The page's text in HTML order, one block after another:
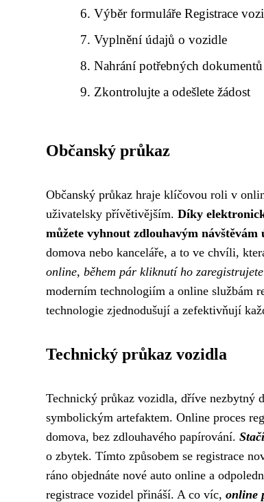
Výběr formuláře Registrace
Vyplnění údajů o vozidle
Nahrání potřebných dokumentů
Zkontrolujte a odešlete žádost
Občanský průkaz
Občanský průkaz hraje klíčovou roli v
uživatelsky přívětivějším. Díky
můžete vyhnout zdlouhavým
domova nebo kanceláře, a to ve chvíli,
online, během pár kliknutí ho
moderním technologiím a online službám
technologie zjednodušují a zefektivňují
Technický průkaz vozidla
Technický průkaz vozidla, dříve nezbytný
symbolickým artefaktem. Online proces
domova, bez zdlouhavého papírování.
o zbytek. Tímto způsobem se registrace
ráno objednáte nové auto online a
registrace vozidel přináší. A co víc, online